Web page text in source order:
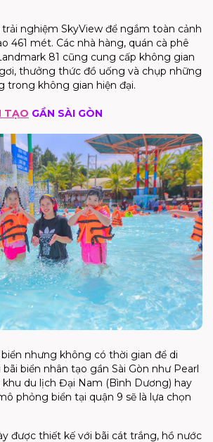
trải nghiệm SkyView để ngắm toàn cảnh
461 mét. Các nhà hàng, quán cà phê
81 cũng cung cấp không gian
thưởng thức đồ uống và chụp những
trong không gian hiện đại.
TẠO GẦN SÀI GÒN
nhưng không có thời gian để di
bãi biển nhân tạo gần Sài Gòn như Pearl
khu du lịch Đại Nam (Bình Dương) hay
phỏng biển tại quận 9 sẽ là lựa chọn
được thiết kế với bãi cát trắng, hồ nước